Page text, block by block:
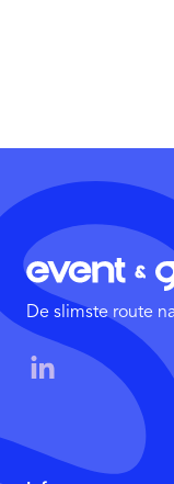
De slimste route